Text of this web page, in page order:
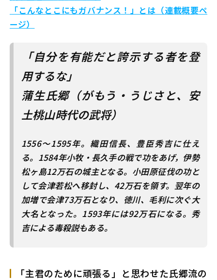
「こんなとこにもガバナンス！」とは（連載概要ペ
ージ）
「自分を有能だと誇示する者を登
用するな」
蒲生氏郷（がもう・うじさと、安
土桃山時代の武将）
1556～1595年。織田信長、豊臣秀吉に仕え
る。1584年小牧・長久手の戦で功をあげ，伊勢
松ヶ島12万石の城主となる。小田原征伐の功と
して会津若松へ移封し、42万石を領す。翌年の
加増で会津73万石となり、徳川、毛利に次ぐ大
大名となった。1593年には92万石になる。秀
吉による毒殺説もある。
「主君のために頑張る」と思わせた氏郷流の